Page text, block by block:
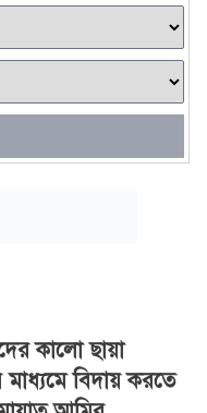
কালো ছায়া
মাধ্যমে বিদায় করতে